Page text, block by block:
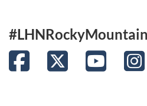
FacebookTwitter YouTube